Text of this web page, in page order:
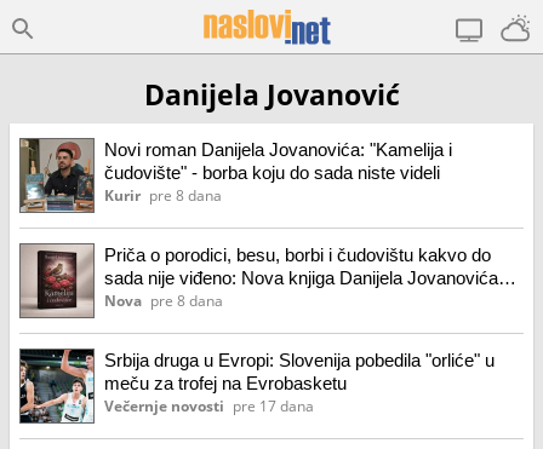
Danijela Jovanović
Novi roman Danijela Jovanovića: "Kamelija i
čudovište" - borba koju do sada niste videli
Kurir pre 8 dana
Priča o porodici, besu, borbi i čudovištu kakvo do
sada nije viđeno: Nova knjiga Danijela Jovanovića
"Kamelija i čudovište"
Nova pre 8 dana
Srbija druga u Evropi: Slovenija pobedila "orliće" u
meču za trofej na Evrobasketu
Večernje novosti pre 17 dana